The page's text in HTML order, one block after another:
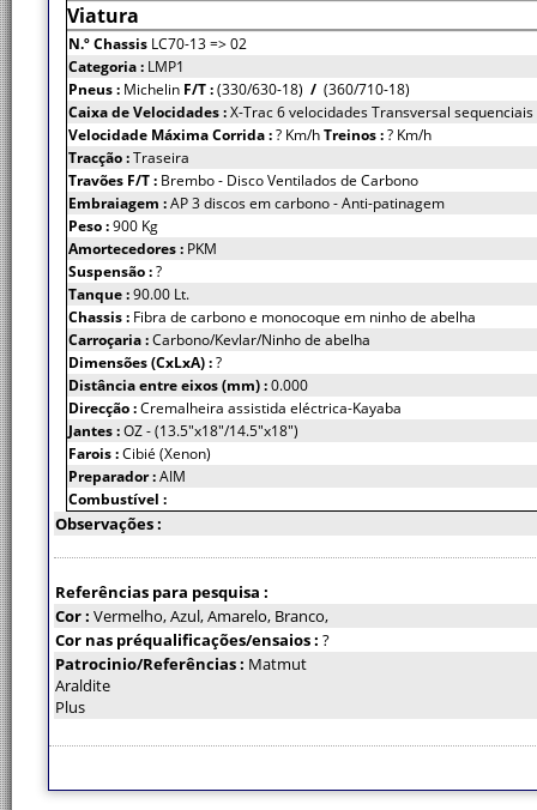
Viatura
N.º Chassis LC70-13 => 02
Categoria : LMP1
Pneus : Michelin F/T :(330/630-18) / (360/710-18)
Caixa de Velocidades :X-Trac 6 velocidades Transversal sequenciais
Velocidade Máxima Corrida :? Km/hTreinos :? Km/h
Tracção :Traseira
Travões F/T : Brembo - Disco Ventilados de Carbono
Embraiagem :AP 3 discos em carbono - Anti-patinagem
Peso :900 Kg
Amortecedores : PKM
Suspensão :?
Tanque :90.00 Lt.
Chassis : Fibra de carbono e monocoque em ninho de abelha
Carroçaria :Carbono/Kevlar/Ninho de abelha
Dimensões (CxLxA) :?
Distância entre eixos (mm) :0.000
Direcção :Cremalheira assistida eléctrica-Kayaba
Jantes :OZ - (13.5"x18"/14.5"x18")
Farois :Cibié (Xenon)
Preparador :AIM
Combustível :
Observações :
Referências para pesquisa :
Cor : Vermelho, Azul, Amarelo, Branco,
Cor nas préqualificações/ensaios : ?
Patrocinio/Referências : Matmut
Araldite
Plus